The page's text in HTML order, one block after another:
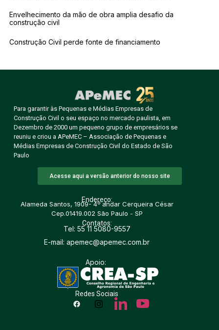
Envelhecimento da mão de obra amplia desafio da
construção civil
Construção Civil perde fonte de financiamento
Para garantir às Pequenas e Médias Empresas de
Construção Civil o seu espaço no mercado paulista, em
Dezembro de 2000 um pequeno grupo de empresários se
reuniu e criou a APeMEC – Associação de Pequenas e
Médias Empresas de Construção Civil do Estado de São
Paulo
Acesse aqui a versão anterior do nosso site
Endereço:
Alameda Santos, 1909- 4º andar Cerqueira César
Cep.01419.002 São Paulo - SP
Contatos:
Tel: 55 11 5080-9557
E-mail: apemec@apemec.com.br
Apoio:
Redes Sociais